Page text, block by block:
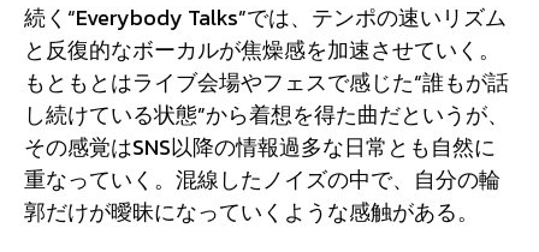
続く“Everybody Talks”では、テンポの速いリズム
と反復的なボーカルが焦燥感を加速させていく。
もともとはライブ会場やフェスで感じた“誰もが話
し続けている状態”から着想を得た曲だというが、
その感覚はSNS以降の情報過多な日常とも自然に
重なっていく。混線したノイズの中で、自分の輪
郭だけが曖昧になっていくような感触がある。